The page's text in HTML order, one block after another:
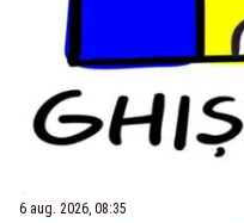
6 aug. 2026, 08:35